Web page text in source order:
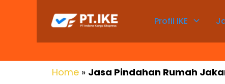
Profil IKE
Home » Jasa Pindahan Rumah